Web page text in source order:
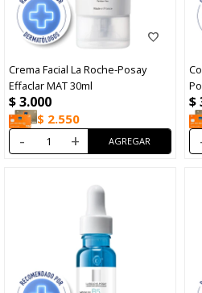
Crema Facial La Roche-Posay
Effaclar MAT 30ml
$3.000
$ 2.550
- +
$